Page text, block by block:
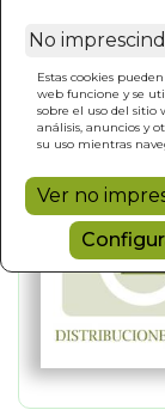
No
Estas cookies
web funcione y se
sobre el uso del sitio
análisis, anuncios y
su uso mientras
Ver no
Y SALUD (4)
(62)